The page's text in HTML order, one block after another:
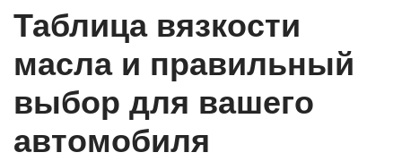
Таблица вязкости
масла и правильный
выбор для вашего
автомобиля